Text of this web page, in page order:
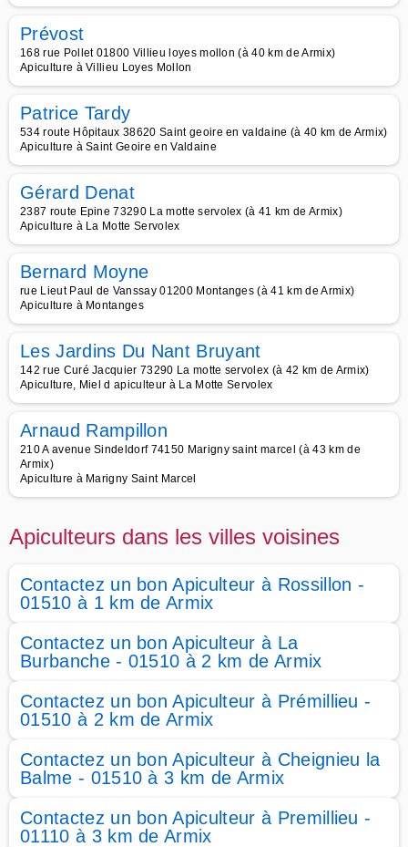
Prévost
168 rue Pollet 01800 Villieu loyes mollon (à 40 km de Armix)
Apiculture à Villieu Loyes Mollon
Patrice Tardy
534 route Hôpitaux 38620 Saint geoire en valdaine (à 40 km de Armix)
Apiculture à Saint Geoire en Valdaine
Gérard Denat
2387 route Epine 73290 La motte servolex (à 41 km de Armix)
Apiculture à La Motte Servolex
Bernard Moyne
rue Lieut Paul de Vanssay 01200 Montanges (à 41 km de Armix)
Apiculture à Montanges
Les Jardins Du Nant Bruyant
142 rue Curé Jacquier 73290 La motte servolex (à 42 km de Armix)
Apiculture, Miel d apiculteur à La Motte Servolex
Arnaud Rampillon
210 A avenue Sindeldorf 74150 Marigny saint marcel (à 43 km de
Armix)
Apiculture à Marigny Saint Marcel
Apiculteurs dans les villes voisines
Contactez un bon Apiculteur à Rossillon -
01510 à 1 km de Armix
Contactez un bon Apiculteur à La
Burbanche - 01510 à 2 km de Armix
Contactez un bon Apiculteur à Prémillieu -
01510 à 2 km de Armix
Contactez un bon Apiculteur à Cheignieu la
Balme - 01510 à 3 km de Armix
Contactez un bon Apiculteur à Premillieu -
01110 à 3 km de Armix